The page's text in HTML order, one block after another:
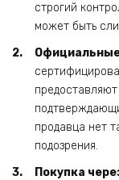
строгий
может быть
продавца нет
подозрения.
Покупка